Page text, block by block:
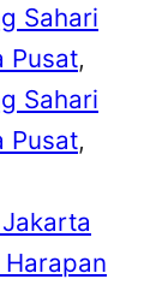
Sahari
Pusat
Sahari
Pusat